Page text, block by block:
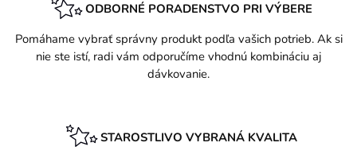
ODBORNÉ PORADENSTVO PRI VÝBERE
Pomáhame vybrať správny produkt podľa vašich potrieb. Ak si
nie ste istí, radi vám odporučíme vhodnú kombináciu aj
dávkovanie.
STAROSTLIVO VYBRANÁ KVALITA